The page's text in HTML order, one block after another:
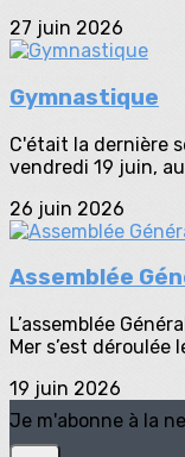
27 juin 2026
Gymnastique
C'était la dernière
vendredi 19 juin,
26 juin 2026
Assemblée
L’assemblée
Mer s’est déroulée
19 juin 2026
Je m'abonne à la